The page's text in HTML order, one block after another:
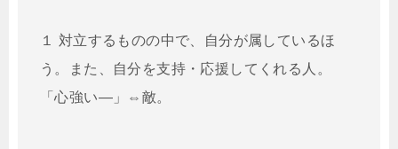
１ 対立するものの中で、自分が属しているほ
う。また、自分を支持・応援してくれる人。
「心強い―」⇔敵。